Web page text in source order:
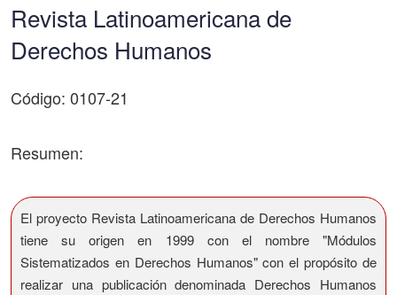
Revista Latinoamericana de
Derechos Humanos
Código: 0107-21
Resumen:
El proyecto Revista Latinoamericana de Derechos Humanos
tiene su origen en 1999 con el nombre "Módulos
Sistematizados en Derechos Humanos" con el propósito de
realizar una publicación denominada Derechos Humanos